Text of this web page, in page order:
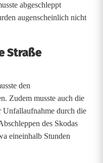
abgeschleppt
augenscheinlich nicht
Straße
den
Zudem musste auch die
Unfallaufnahme durch die
des Skodas
eineinhalb Stunden